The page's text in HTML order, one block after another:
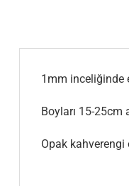
1mm inceliğinde
Boyları 15-25cm
Opak